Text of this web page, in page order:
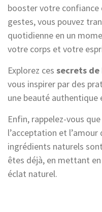
booster votre confiance
gestes, vous pouvez
quotidienne en un
votre corps et votre
Explorez ces secrets
vous inspirer par des
une beauté authentique
Enfin, rappelez-vous
l’acceptation et
ingrédients naturels
êtes déjà, en mettant
éclat naturel.